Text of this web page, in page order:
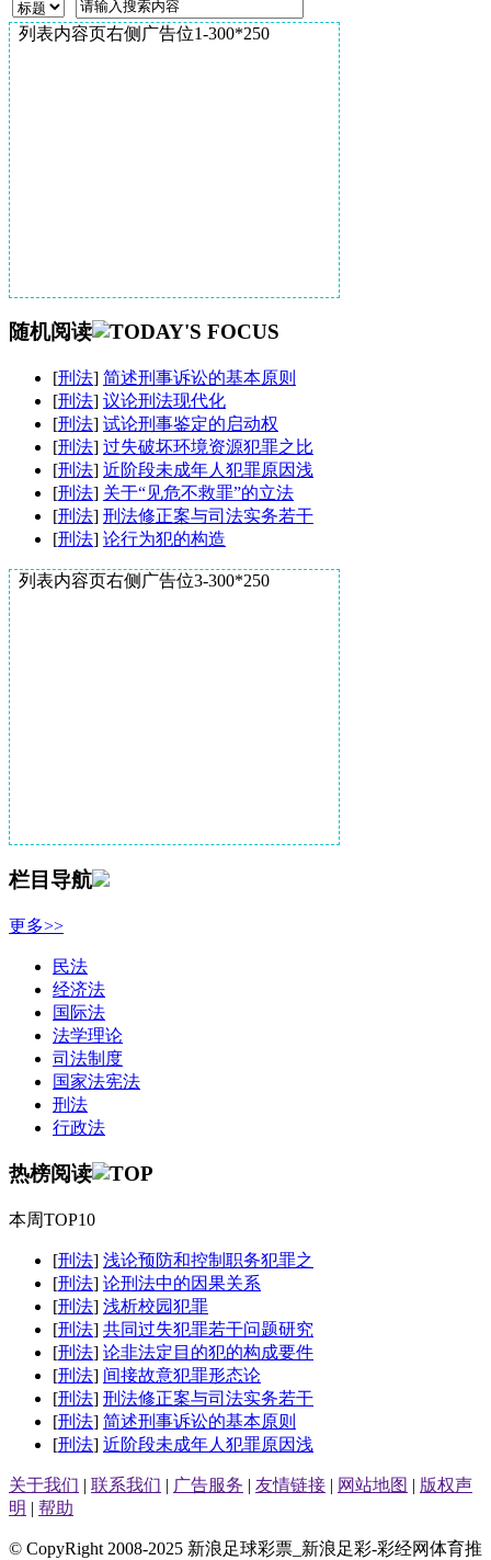
列表内容页右侧广告位1-300*250
随机阅读
[刑法] 简述刑事诉讼的基本原则
[刑法] 议论刑法现代化
[刑法] 试论刑事鉴定的启动权
[刑法] 过失破坏环境资源犯罪之比
[刑法] 近阶段未成年人犯罪原因浅
[刑法] 关于“见危不救罪”的立法
[刑法] 刑法修正案与司法实务若干
[刑法] 论行为犯的构造
列表内容页右侧广告位3-300*250
栏目导航
更多>>
民法
经济法
国际法
法学理论
司法制度
国家法宪法
刑法
行政法
热榜阅读
本周TOP10
[刑法] 浅论预防和控制职务犯罪之
[刑法] 论刑法中的因果关系
[刑法] 浅析校园犯罪
[刑法] 共同过失犯罪若干问题研究
[刑法] 论非法定目的犯的构成要件
[刑法] 间接故意犯罪形态论
[刑法] 刑法修正案与司法实务若干
[刑法] 简述刑事诉讼的基本原则
[刑法] 近阶段未成年人犯罪原因浅
关于我们 | 联系我们 | 广告服务 | 友情链接 | 网站地图 | 版权声
明 | 帮助
© CopyRight 2008-2025 新浪足球彩票_新浪足彩-彩经网体育推